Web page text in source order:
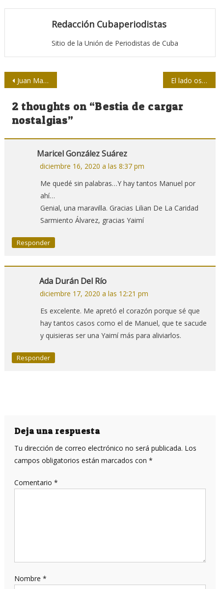
Redacción Cubaperiodistas
Sitio de la Unión de Periodistas de Cuba
Navegación
de
entradas
Juan Manuel Márquez, joven de palabra y de acción El lado oscuro del humor en las redes sociales
2 thoughts on “Bestia de cargar
nostalgias”
Maricel González Suárez
diciembre 16, 2020 a las 8:37 pm
Me quedé sin palabras…Y hay tantos Manuel por
ahí…
Genial, una maravilla. Gracias Lilian De La Caridad
Sarmiento Álvarez, gracias Yaimí
Responder
Ada Durán Del Río
diciembre 17, 2020 a las 12:21 pm
Es excelente. Me apretó el corazón porque sé que
hay tantos casos como el de Manuel, que te sacude
y quisieras ser una Yaimí más para aliviarlos.
Responder
Deja una respuesta
Tu dirección de correo electrónico no será publicada. Los
campos obligatorios están marcados con *
Comentario *
Nombre *